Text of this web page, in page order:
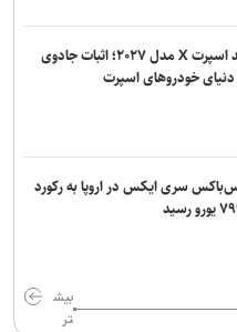
خسارت‌ها نبودند
کوروت گرند اسپرت X مدل ۲۰۲۷؛ اثبات جادوی
دنیای خودروهای اسپرت
سری ایکس در اروپا به رکورد
بیش
تر